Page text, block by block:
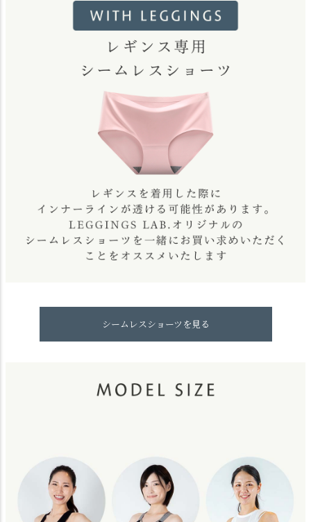
シームレスショーツを見る